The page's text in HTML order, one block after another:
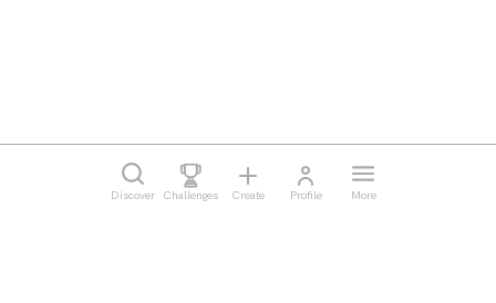
Discover Challenges Create Profile More